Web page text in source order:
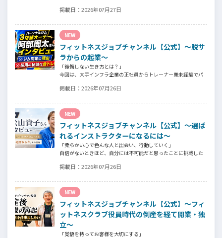
力についてインタビュー。オーナー様からはスタッフの採用基
いての魅力を語っていただきました。
掲載日： 2026年07月27日
NEW
フィットネスジョブチャンネル【公式】～脱サ
ラからの起業～
「後悔しない生き方とは？」
今回は、大手インフラ企業の正社員からトレーナー業未経験でパ
代表の阿部周大さんへインタビュー。
掲載日： 2026年07月26日
NEW
フィットネスジョブチャンネル【公式】～選ば
れるインストラクターになるには～
「柔らかい心で色んな人と出会い、行動していく」
自信がないときほど、自分には不可能だと思ったことに挑戦した
そんな風に自分だけでは思いつかないことを行動に移してきた結
られた行動とは？
掲載日： 2026年07月26日
NEW
フィットネスジョブチャンネル【公式】～フィ
ットネスクラブ役員時代の倒産を経て開業・独
立～
「覚悟を持ってお客様を大切にする」